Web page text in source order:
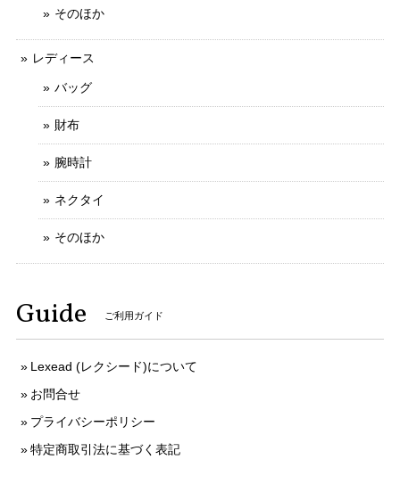
心してお取引ができました。 お力になれること
もなにとぞよろしくお願いいたします。
送料無料 シチズン 腕時計 レディース エクシード 4422-E42797 ゴールド オーバル型 12Pダイヤ ヴィンテージ ロゴ 小さめ ブランド X379
写真と説明文通りの綺麗なお品でした 予備コマでのバンドサ
イズ調整にも応じていただき、ありがとうございます
存じます。 お客様のお言葉がとても励みになり
ます。 ご丁寧なお取引をしていただきましてあ
りがとうございます。 今後ともなにとぞよろし
くお願いいたします。
そのほか
レディース
バッグ
財布
腕時計
ネクタイ
そのほか
Guide ご利用ガイド
Lexead (レクシード)について
お問合せ
プライバシーポリシー
特定商取引法に基づく表記